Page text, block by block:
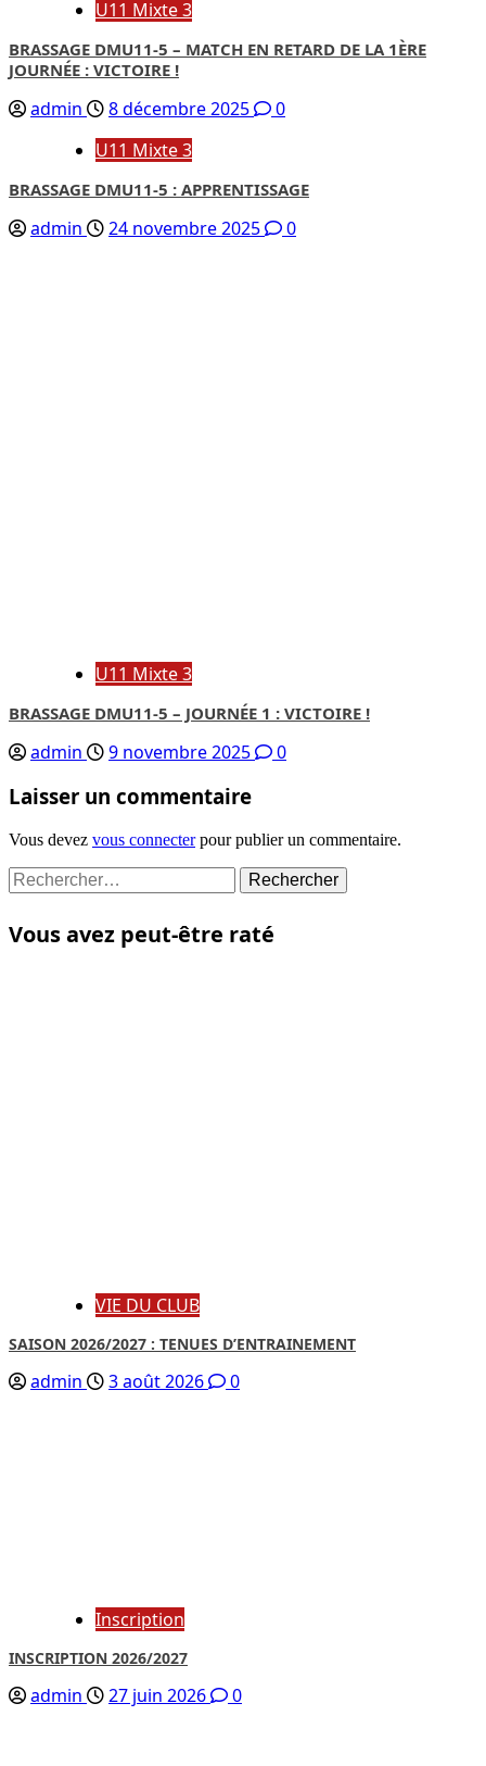
U11 Mixte 3
BRASSAGE DMU11-5 – MATCH EN RETARD DE LA 1ÈRE
JOURNÉE : VICTOIRE !
admin 8 décembre 2025
0
U11 Mixte 3
BRASSAGE DMU11-5 : APPRENTISSAGE
admin 24 novembre 2025 0
U11 Mixte 3
BRASSAGE DMU11-5 – JOURNÉE 1 : VICTOIRE !
admin 9 novembre 2025 0
Laisser un commentaire
Vous devez vous connecterpour publier un commentaire.
Rechercher :
Vous avez peut-être raté
VIE DU CLUB
SAISON 2026/2027 : TENUES D’ENTRAINEMENT
admin 3 août 2026 0
Inscription
INSCRIPTION 2026/2027
admin 27 juin 2026 0